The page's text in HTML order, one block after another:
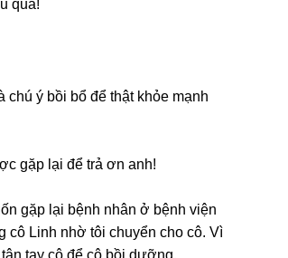
quá!
chú ý bồi bổ để thật khỏe mạnh
ɡặp lại để trả ơn anh!
ɡặp lại bệnh nhân ở bệnh viện
cô Linh nhờ tôi chuyển cho cô. Vì
tay cô để cô bồi dưỡng.